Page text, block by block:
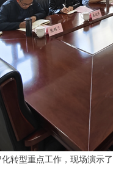
转型重点工作，现场演示